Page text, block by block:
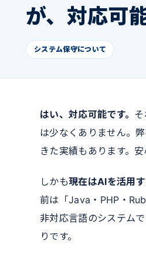
が、対応可
システム保守について
はい、対応可能です。
は少なくありません。
きた実績もあります。
しかも現在はAIを活用
前は「Java・PHP・
非対応言語のシステム
りです。